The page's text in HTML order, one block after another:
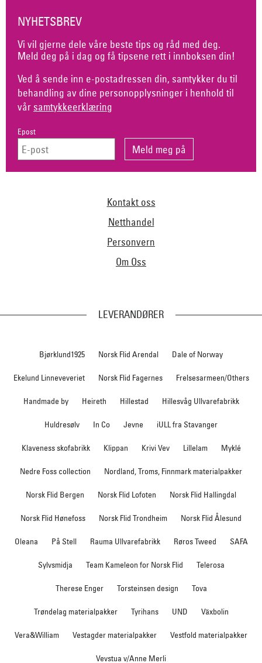
NYHETSBREV
Vi vil gjerne dele våre beste tips og råd med deg.
Meld deg på i dag og få tipsene rett i innboksen din!
Ved å sende inn e-postadressen din, samtykker du til
behandling av dine personopplysninger i henhold til
vår samtykkeerklæring
Epost
Kontakt oss
Netthandel
Personvern
Om Oss
LEVERANDØRER
Bjørklund1925 Norsk Flid Arendal Dale of Norway
Ekelund Linneveveriet Norsk Flid Fagernes Frelsesarmeen/Others
Handmade by Heireth Hillestad Hillesvåg Ullvarefabrikk
Huldresølv In Co Jevne iULL fra Stavanger
Klaveness skofabrikk Klippan Krivi Vev Lillelam Myklé
Nedre Foss collection Nordland, Troms, Finnmark materialpakker
Norsk Flid Bergen Norsk Flid Lofoten Norsk Flid Hallingdal
Norsk Flid Hønefoss Norsk Flid Trondheim Norsk Flid Ålesund
Oleana På Stell Rauma Ullvarefabrikk Røros Tweed SAFA
Sylvsmidja Team Kameleon for Norsk Flid Telerosa
Therese Enger Torsteinsen design Tova
Trøndelag materialpakker Tyrihans UND Växbolin
Vera&William Vestagder materialpakker Vestfold materialpakker
Vevstua v/Anne Merli